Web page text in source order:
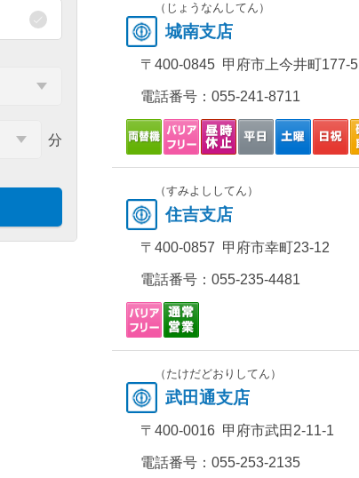
分
（じょうなんしてん）
城南支店
〒400-0845 甲府市上今井町177-5
電話番号： 055-241-8711
（すみよししてん）
住吉支店
〒400-0857 甲府市幸町23-12
電話番号： 055-235-4481
（たけだどおりしてん）
武田通支店
〒400-0016 甲府市武田2-11-1
電話番号： 055-253-2135